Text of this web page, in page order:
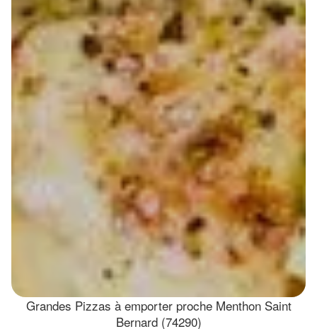
Grandes Pizzas à emporter proche Menthon Saint
Bernard (74290)